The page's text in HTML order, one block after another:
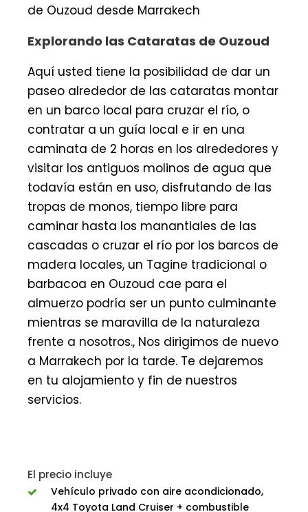
de Ouzoud desde Marrakech
Explorando las Cataratas de Ouzoud
Aquí usted tiene la posibilidad de dar un
paseo alrededor de las cataratas montar
en un barco local para cruzar el río, o
contratar a un guía local e ir en una
caminata de 2 horas en los alrededores y
visitar los antiguos molinos de agua que
todavía están en uso, disfrutando de las
tropas de monos, tiempo libre para
caminar hasta los manantiales de las
cascadas o cruzar el río por los barcos de
madera locales, un Tagine tradicional o
barbacoa en Ouzoud cae para el
almuerzo podría ser un punto culminante
mientras se maravilla de la naturaleza
frente a nosotros., Nos dirigimos de nuevo
a Marrakech por la tarde. Te dejaremos
en tu alojamiento y fin de nuestros
servicios.
El precio incluye
Vehículo privado con aire acondicionado,
4x4 Toyota Land Cruiser + combustible